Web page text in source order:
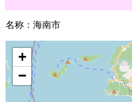
名称：海南市
+
−